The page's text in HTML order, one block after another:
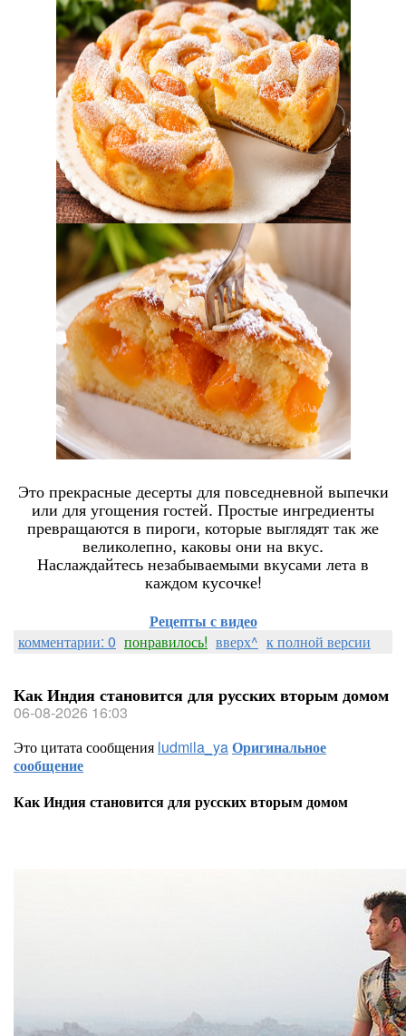
Это прекрасные десерты для повседневной выпечки
или для угощения гостей. Простые ингредиенты
превращаются в пироги, которые выглядят так же
великолепно, каковы они на вкус.
Наслаждайтесь незабываемыми вкусами лета в
каждом кусочке!
Рецепты с видео
комментарии: 0 понравилось! вверх^ к полной версии
Как Индия становится для русских вторым домом
06-08-2026 16:03
Это цитата сообщения ludmila_yaОригинальное
сообщение
Как Индия становится для русских вторым домом